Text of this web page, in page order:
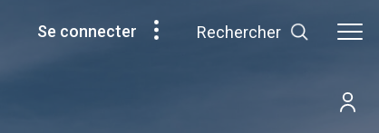
se connecter Rechercher